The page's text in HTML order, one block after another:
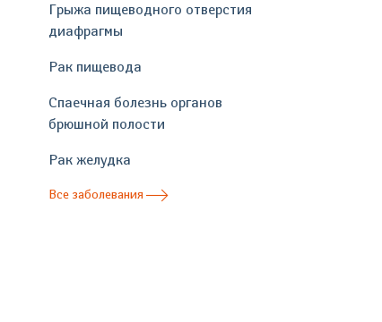
Грыжа пищеводного отверстия
диафрагмы
Рак пищевода
Спаечная болезнь органов
брюшной полости
Рак желудка
Все заболевания